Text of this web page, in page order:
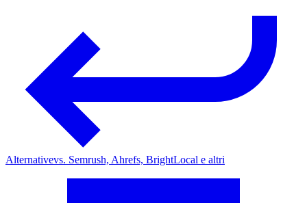
Alternativevs. Semrush, Ahrefs, BrightLocal e altri